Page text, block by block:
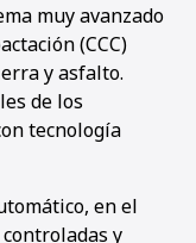
muy avanzado
(CCC)
y asfalto.
de los
tecnología
en el
y